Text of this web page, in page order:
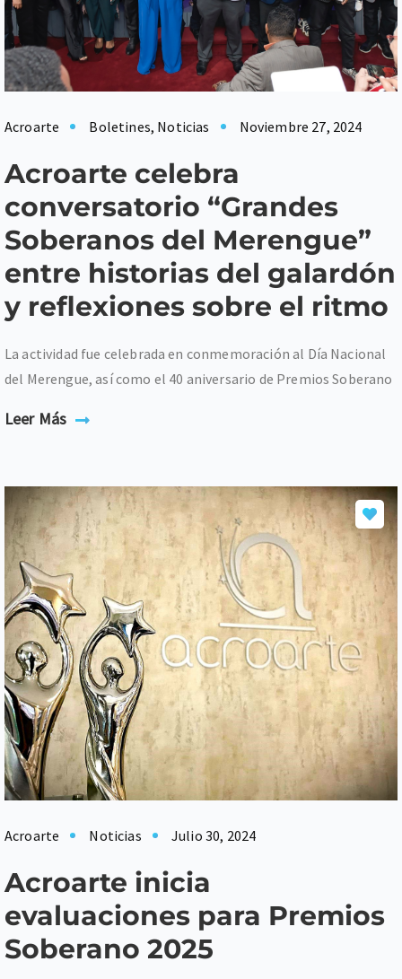
Acroarte Boletines, Noticias Noviembre 27, 2024
Acroarte celebra
conversatorio “Grandes
Soberanos del Merengue”
entre historias del galardón
y reflexiones sobre el ritmo
La actividad fue celebrada en conmemoración al Día Nacional
del Merengue, así como el 40 aniversario de Premios Soberano
Leer Más
Acroarte Noticias Julio 30, 2024
Acroarte inicia
evaluaciones para Premios
Soberano 2025